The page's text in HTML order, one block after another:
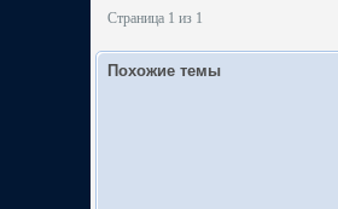
Страница 1 из 1
Похожие темы